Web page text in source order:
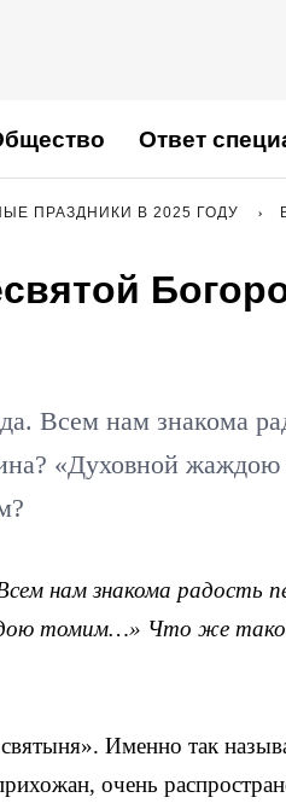
Ответ
ПРАЗДНИКИ В 2025 ГОДУ
Всем нам знакома
«Духовной
нам знакома радость
томим…» Что же
Именно так
очень